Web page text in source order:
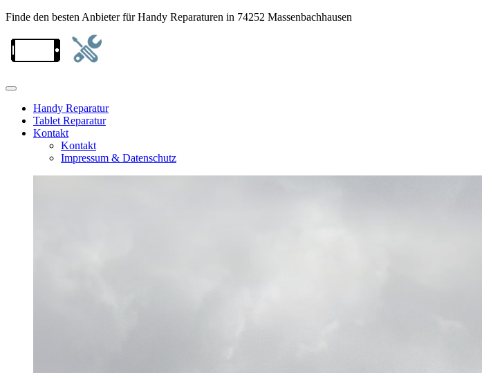
Finde den besten Anbieter für Handy Reparaturen in 74252 Massenbachhausen
Handy Reparatur
Tablet Reparatur
Kontakt
Kontakt
Impressum & Datenschutz